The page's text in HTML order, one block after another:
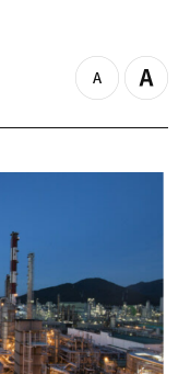
z
o
o
Z
o
i